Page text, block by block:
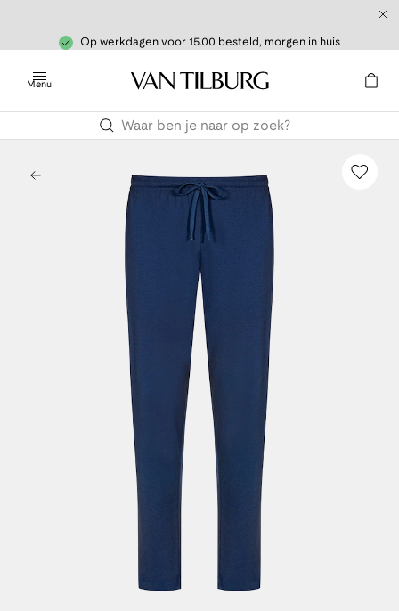
Op werkdagen voor 15.00 besteld, morgen in huis
Menu